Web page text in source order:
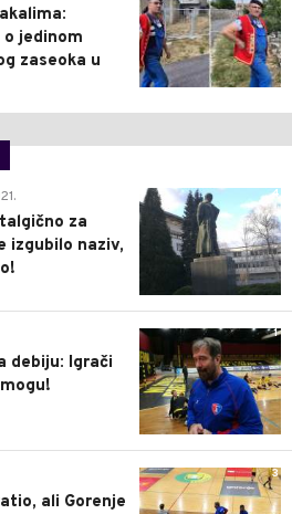
jedinom
zaseoka u
4
za
izgubilo naziv,
1
debiju: Igrači
3
ali Gorenje